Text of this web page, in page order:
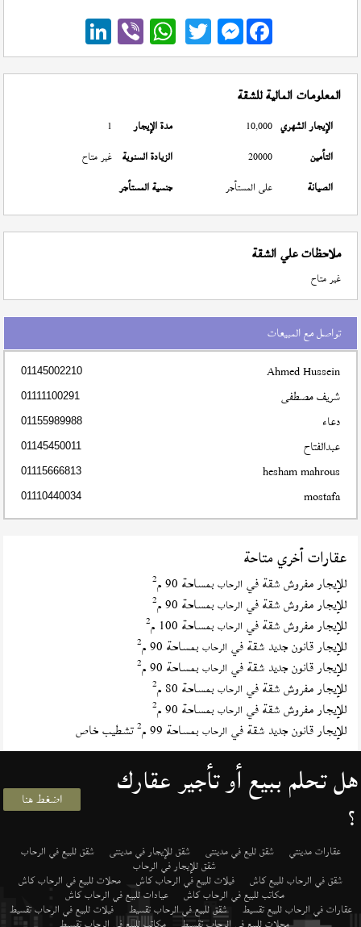
Messenger
المعلومات المالية للشقة
الإيجار الشهري 10,000 مدة الإيجار
1
التأمين
20000 الزيادة السنوية غير متاح
الصيانة
على المستأجر جنسية المستأجر
ملاحظات علي الشقة
غير متاح
تواصل مع المبيعات
Ahmed Hussein
01145002210
شريف مصطفى 01111100291
دعاء 01155989988
عبدالفتاح 01145450011
hesham mahrous
01115666813
mostafa
01110440034
عقارات أخري متاحة
للإيجار مفروش شقة في الرحاب بمساحة 90 م 2
للإيجار مفروش شقة في الرحاب بمساحة 90 م 2
للإيجار مفروش شقة في الرحاب بمساحة 100 م 2
للإيجار قانون جديد شقة في الرحاب بمساحة 90 م 2
للإيجار قانون جديد شقة في الرحاب بمساحة 90 م 2
للإيجار مفروش شقة في الرحاب بمساحة 80 م 2
للإيجار مفروش شقة في الرحاب بمساحة 90 م 2
للإيجار قانون جديد شقة في الرحاب بمساحة 99 م 2تشطيب خاص
هل تحلم ببيع أو تأجير عقارك
؟ اضغط هنا
عقارات مدينتي شقق لليع في مدينتى شقق للإيجار في مدينتى شقق للبيع في الرحاب
شقق للإيجار في الرحاب
شقق في الرحاب للبيع كاش فيلات للبيع في الرحاب كاش محلات للبيع في الرحاب كاش
مكاتب للبيع في الرحاب كاش عيادات للبيع في الرحاب كاش
عقارات في الرحاب للبيع تقسيط شقق للبيع في الرحاب تقسيط فيلات للبيع في الرحاب تقسيط